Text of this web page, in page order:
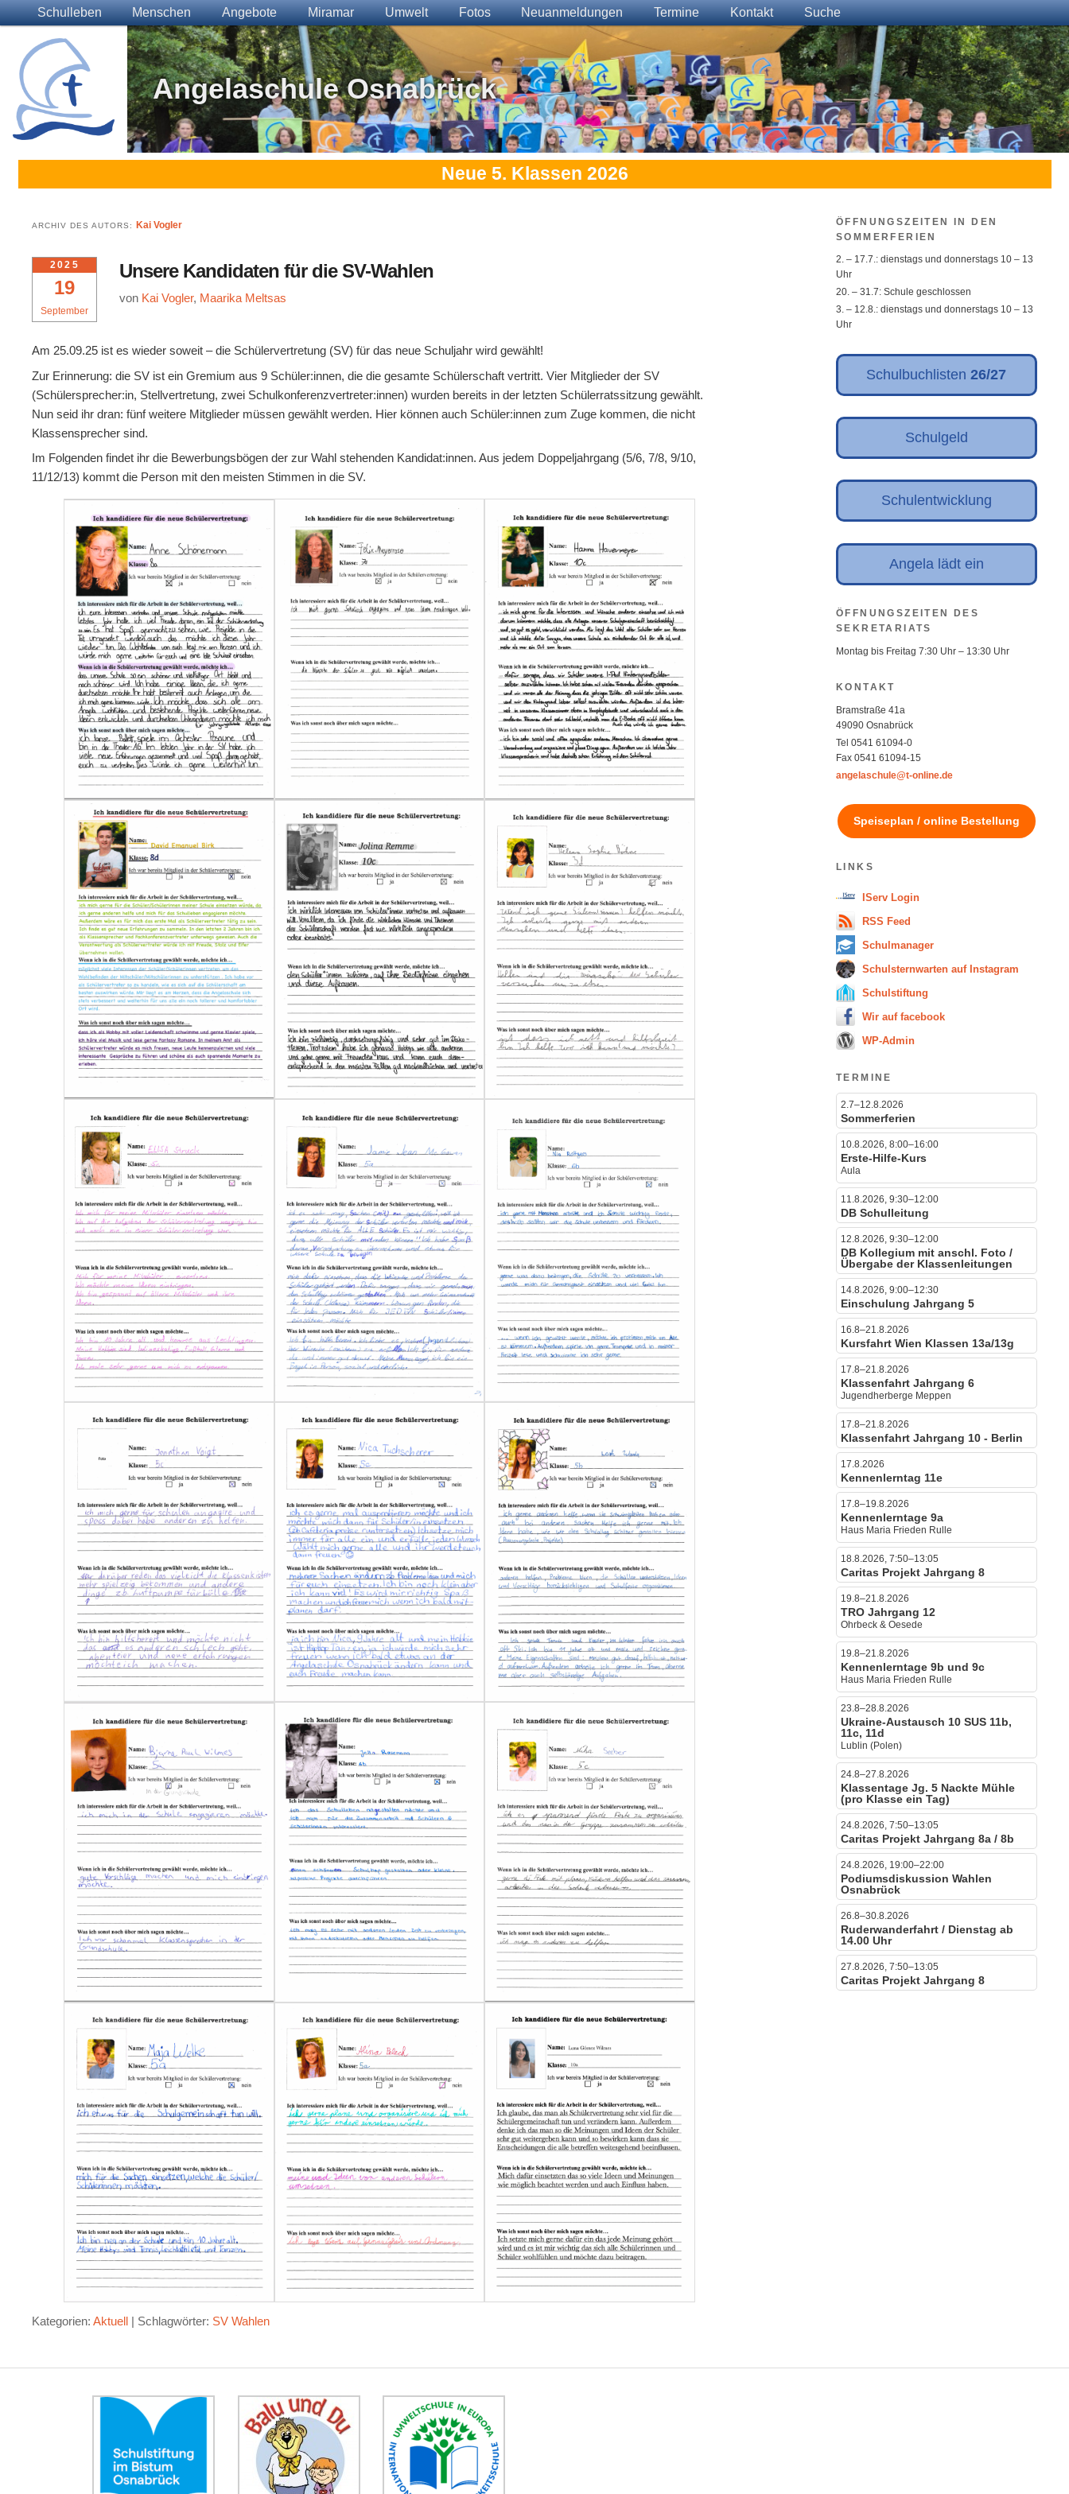
Main menuSkip to primary content
Skip to secondary content
Schulleben Menschen Angebote Miramar Umwelt Fotos Neuanmeldungen Termine Kontakt Suche
Angelaschule Osnabrück
Neue 5. Klassen 2026
ARCHIV DES AUTORS: Kai Vogler
19
September
2025 Unsere Kandidaten für die SV-Wahlen
von Kai Vogler, Maarika Meltsas
Am 25.09.25 ist es wieder soweit – die Schülervertretung (SV) für das neue Schuljahr wird gewählt!
Zur Erinnerung: die SV ist ein Gremium aus 9 Schüler:innen, die die gesamte Schülerschaft vertritt. Vier Mitglieder der SV
(Schülersprecher:in, Stellvertretung, zwei Schulkonferenzvertreter:innen) wurden bereits in der letzten Schülerratssitzung gewählt.
Nun seid ihr dran: fünf weitere Mitglieder müssen gewählt werden. Hier können auch Schüler:innen zum Zuge kommen, die nicht
Klassensprecher sind.
Im Folgenden findet ihr die Bewerbungsbögen der zur Wahl stehenden Kandidat:innen. Aus jedem Doppeljahrgang (5/6, 7/8, 9/10,
11/12/13) kommt die Person mit den meisten Stimmen in die SV.
Kategorien: Aktuell | Schlagwörter: SV Wahlen
ÖFFNUNGSZEITEN IN DEN
SOMMERFERIEN
2. – 17.7.: dienstags und donnerstags 10 – 13
Uhr
20. – 31.7: Schule geschlossen
3. – 12.8.: dienstags und donnerstags 10 – 13
Uhr
Schulbuchlisten26/27
Schulgeld
Schulentwicklung
Angela lädt ein
ÖFFNUNGSZEITEN DES
SEKRETARIATS
Montag bis Freitag 7:30 Uhr – 13:30 Uhr
KONTAKT
Bramstraße 41a
49090 Osnabrück
Tel 0541 61094-0
Fax 0541 61094-15
angelaschule@t-online.de
Speiseplan / online Bestellung
LINKS
IServ Login
RSS Feed
Schulmanager
Schulsternwarten auf Instagram
Schulstiftung
Wir auf facebook
WP-Admin
TERMINE
2.7–12.8.2026
Sommerferien
10.8.2026, 8:00–16:00
Erste-Hilfe-Kurs
Aula
11.8.2026, 9:30–12:00
DB Schulleitung
12.8.2026, 9:30–12:00
DB Kollegium mit anschl. Foto /
Übergabe der Klassenleitungen
14.8.2026, 9:00–12:30
Einschulung Jahrgang 5
16.8–21.8.2026
Kursfahrt Wien Klassen 13a/13g
17.8–21.8.2026
Klassenfahrt Jahrgang 6
Jugendherberge Meppen
17.8–21.8.2026
Klassenfahrt Jahrgang 10 - Berlin
17.8.2026
Kennenlerntag 11e
17.8–19.8.2026
Kennenlerntage 9a
Haus Maria Frieden Rulle
18.8.2026, 7:50–13:05
Caritas Projekt Jahrgang 8
19.8–21.8.2026
TRO Jahrgang 12
Ohrbeck & Oesede
19.8–21.8.2026
Kennenlerntage 9b und 9c
Haus Maria Frieden Rulle
23.8–28.8.2026
Ukraine-Austausch 10 SUS 11b,
11c, 11d
Lublin (Polen)
24.8–27.8.2026
Klassentage Jg. 5 Nackte Mühle
(pro Klasse ein Tag)
24.8.2026, 7:50–13:05
Caritas Projekt Jahrgang 8a / 8b
24.8.2026, 19:00–22:00
Podiumsdiskussion Wahlen
Osnabrück
26.8–30.8.2026
Ruderwanderfahrt / Dienstag ab
14.00 Uhr
27.8.2026, 7:50–13:05
Caritas Projekt Jahrgang 8